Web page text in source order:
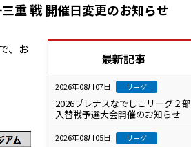
重 戦 開催日変更のお知らせ
、お
最新記事
2026年08月07日 リーグ
2026プレナスなでしこリーグ２部
入替戦予選大会開催のお知らせ
2026年08月05日 リーグ